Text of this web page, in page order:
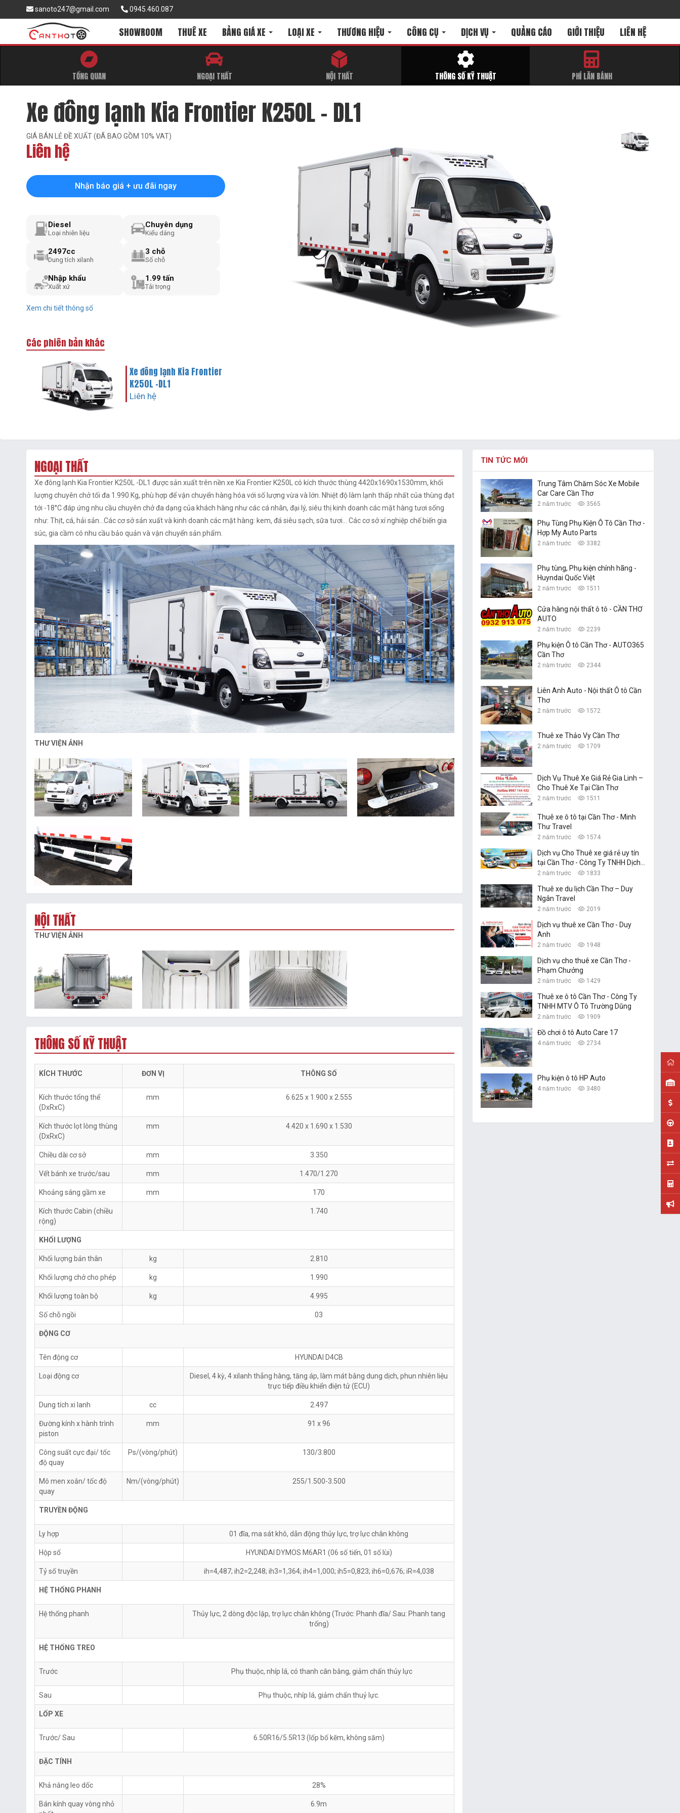
sanoto247@gmail.com 0945.460.087
SHOWROOM THUÊ XE BẢNG GIÁ XE LOẠI XE THƯƠNG HIỆU CÔNG CỤ DỊCH VỤ QUẢNG CÁO GIỚI THIỆU LIÊN HỆ
TỔNG QUAN NGOẠI THẤT NỘI THẤT THÔNG SỐ KỸ THUẬT PHÍ LĂN BÁNH
Xe đông lạnh Kia Frontier K250L - DL1
GIÁ BÁN LẺ ĐỀ XUẤT (ĐÃ BAO GỒM 10% VAT)
Liên hệ
Nhận báo giá + ưu đãi ngay
Diesel
Loại nhiên liệu
Chuyên dụng
Kiểu dáng
2497cc
Dung tích xilanh
3 chỗ
Số chỗ
Nhập khẩu
Xuất xứ
1.99 tấn
Tải trọng
Xem chi tiết thông số
Các phiên bản khác
Xe đông lạnh Kia Frontier
K250L -DL1
Liên hệ
NGOẠI THẤT
Xe đông lạnh Kia Frontier K250L -DL1 được sản xuất trên nền xe Kia Frontier K250L có kích thước thùng 4420x1690x1530mm, khối
lượng chuyên chở tối đa 1.990 Kg, phù hợp để vận chuyển hàng hóa với số lượng vừa và lớn. Nhiệt độ làm lạnh thấp nhất của thùng đạt
tới -18°C đáp ứng nhu cầu chuyên chở đa dạng của khách hàng như các cá nhân, đại lý, siêu thị kinh doanh các mặt hàng tươi sống
như: Thịt, cá, hải sản...Các cơ sở sản xuất và kinh doanh các mặt hàng: kem, đá siêu sạch, sữa tươi... Các cơ sở xí nghiệp chế biến gia
súc, gia cầm có nhu cầu bảo quản và vận chuyển sản phẩm.
THƯ VIỆN ẢNH
NỘI THẤT
THƯ VIỆN ẢNH
THÔNG SỐ KỸ THUẬT
KÍCH THƯỚC ĐƠN VỊ THÔNG SỐ
Kích thước tổng thể
(DxRxC)
mm 6.625 x 1.900 x 2.555
Kích thước lọt lòng thùng
(DxRxC)
mm 4.420 x 1.690 x 1.530
Chiều dài cơ sở mm 3.350
Vết bánh xe trước/sau mm 1.470/1.270
Khoảng sáng gầm xe mm 170
Kích thước Cabin (chiều
rộng)
1.740
KHỐI LƯỢNG
Khối lượng bản thân kg 2.810
Khối lượng chở cho phép kg 1.990
Khối lượng toàn bộ kg 4.995
Số chỗ ngồi 03
ĐỘNG CƠ
Tên động cơ HYUNDAI D4CB
Loại động cơ
Diesel, 4 kỳ, 4 xilanh thẳng hàng, tăng áp, làm mát bằng dung dịch, phun nhiên liệu
trực tiếp điều khiển điện tử (ECU)
Dung tích xi lanh cc 2.497
Đường kính x hành trình
piston
mm 91 x 96
Công suất cực đại/ tốc
độ quay
Ps/(vòng/phút) 130/3.800
Mô men xoắn/ tốc độ
quay
Nm/(vòng/phút) 255/1.500-3.500
TRUYỀN ĐỘNG
Ly hợp 01 đĩa, ma sát khô, dẫn động thủy lực, trợ lực chân không
Hộp số HYUNDAI DYMOS M6AR1 (06 số tiến, 01 số lùi)
Tỷ số truyền ih=4,487; ih2=2,248; ih3=1,364; ih4=1,000; ih5=0,823; ih6=0,676; iR=4,038
HỆ THỐNG PHANH
Hệ thống phanh
Thủy lực, 2 dòng độc lập, trợ lực chân không (Trước: Phanh đĩa/ Sau: Phanh tang
trống)
HỆ THỐNG TREO
Trước Phụ thuộc, nhíp lá, có thanh cân bằng, giảm chấn thủy lực
Sau Phụ thuộc, nhíp lá, giảm chấn thuỷ lực.
LỐP XE
Trước/ Sau 6.50R16/5.5R13 (lốp bố kẽm, không săm)
ĐẶC TÍNH
Khả năng leo dốc 28%
Bán kính quay vòng nhỏ
6.9m
TIN TỨC MỚI
Trung Tâm Chăm Sóc Xe Mobile
Car Care Cần Thơ
2 năm trước 3565
Phụ Tùng Phụ Kiện Ô Tô Cần Thơ -
Hợp My Auto Parts
2 năm trước 3382
Phụ tùng, Phụ kiện chính hãng -
Huyndai Quốc Việt
2 năm trước 1511
Cửa hàng nội thất ô tô - CẦN THƠ
AUTO
2 năm trước 2239
Phụ kiện Ô tô Cần Thơ - AUTO365
Cần Thơ
2 năm trước 2344
Liên Anh Auto - Nội thất Ô tô Cần
Thơ
2 năm trước 1572
Thuê xe Thảo Vy Cần Thơ
2 năm trước 1709
Dịch Vụ Thuê Xe Giá Rẻ Gia Linh –
Cho Thuê Xe Tại Cần Thơ
2 năm trước 1511
Thuê xe ô tô tại Cần Thơ - Minh
Thư Travel
2 năm trước 1574
Dịch vụ Cho Thuê xe giá rẻ uy tín
tại Cần Thơ - Công Ty TNHH Dịch
Vụ Du Lịch Nguyễn Linh
2 năm trước 1833
Thuê xe du lịch Cần Thơ – Duy
Ngân Travel
2 năm trước 2019
Dịch vụ thuê xe Cần Thơ - Duy
Anh
2 năm trước 1948
Dịch vụ cho thuê xe Cần Thơ -
Phạm Chưởng
2 năm trước 1429
Thuê xe ô tô Cần Thơ - Công Ty
TNHH MTV Ô Tô Trường Dũng
2 năm trước 1909
Đồ chơi ô tô Auto Care 17
4 năm trước 2734
Phụ kiện ô tô HP Auto
4 năm trước 3480